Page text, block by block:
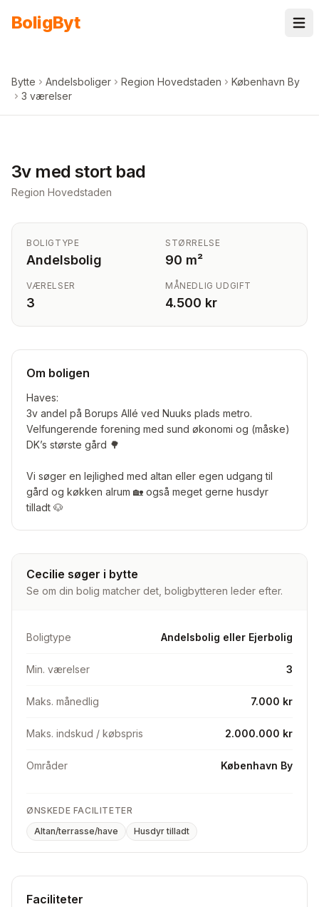
BoligByt
Bytte Andelsboliger Region Hovedstaden
København By
3 værelser
3v med stort bad
Region Hovedstaden
BOLIGTYPE
Andelsbolig
STØRRELSE
90 m²
VÆRELSER
3
MÅNEDLIG UDGIFT
4.500 kr
Om boligen
Haves:
3v andel på Borups Allé ved Nuuks plads metro.
Velfungerende forening med sund økonomi og (måske)
DK’s største gård 🌳
Vi søger en lejlighed med altan eller egen udgang til
gård og køkken alrum 🏡 også meget gerne husdyr
tilladt 🐶
Cecilie søger i bytte
Se om din bolig matcher det, boligbytteren leder efter.
Boligtype Andelsbolig eller Ejerbolig
Min. værelser 3
Maks. månedlig 7.000 kr
Maks. indskud / købspris 2.000.000 kr
Områder København By
ØNSKEDE FACILITETER
Altan/terrasse/have
Husdyr tilladt
Faciliteter